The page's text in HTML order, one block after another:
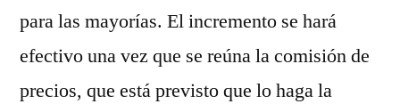
para las mayorías. El incremento se hará
efectivo una vez que se reúna la comisión de
precios, que está previsto que lo haga la